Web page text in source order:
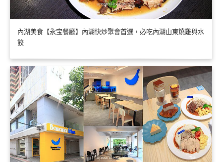
內湖美食【永宝餐廳】內湖快炒聚會首選，必吃內湖山東燒雞與水
餃